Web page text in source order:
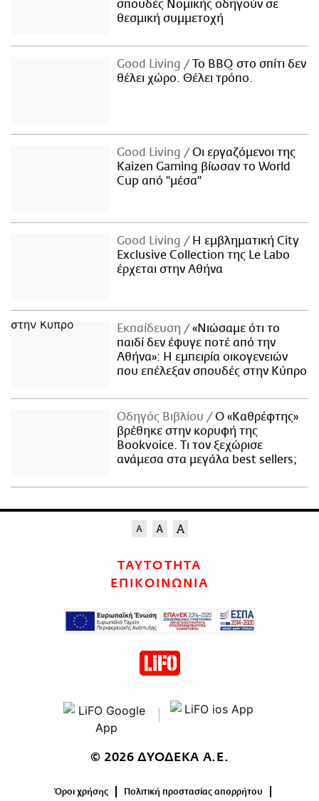
σπουδές Νομικής οδηγούν σε
θεσμική συμμετοχή
Good Living
Το BBQ στο σπίτι δεν
θέλει χώρο. Θέλει τρόπο.
Good Living
Οι εργαζόμενοι της
Kaizen Gaming βίωσαν το World
Cup από "μέσα"
Good Living
Η εμβληματική City
Exclusive Collection της Le Labo
έρχεται στην Αθήνα
Εκπαίδευση
«Νιώσαμε ότι το
παιδί δεν έφυγε ποτέ από την
Αθήνα»: Η εμπειρία οικογενειών
που επέλεξαν σπουδές στην Κύπρο
Οδηγός Βιβλίου
Ο «Καθρέφτης»
βρέθηκε στην κορυφή της
Bookvoice. Τι τον ξεχώρισε
ανάμεσα στα μεγάλα best sellers;
ΤΑΥΤΟΤΗΤΑ
ΕΠΙΚΟΙΝΩΝΙΑ
© 2026 ΔΥΟΔΕΚΑ Α.Ε.
Όροι χρήσης Πολιτική προστασίας απορρήτου